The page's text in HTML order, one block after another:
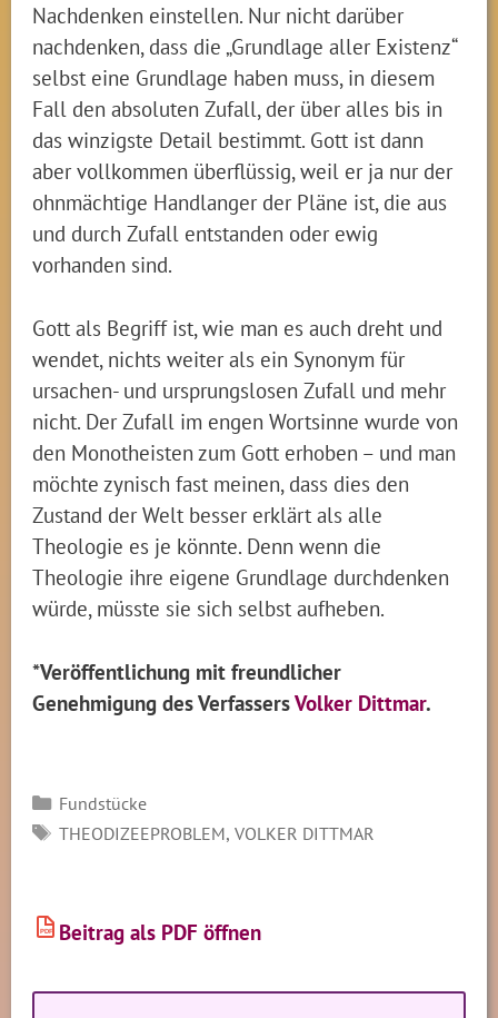
Nachdenken einstellen. Nur nicht darüber
nachdenken, dass die „Grundlage aller Existenz“
selbst eine Grundlage haben muss, in diesem
Fall den absoluten Zufall, der über alles bis in
das winzigste Detail bestimmt. Gott ist dann
aber vollkommen überflüssig, weil er ja nur der
ohnmächtige Handlanger der Pläne ist, die aus
und durch Zufall entstanden oder ewig
vorhanden sind.
Gott als Begriff ist, wie man es auch dreht und
wendet, nichts weiter als ein Synonym für
ursachen- und ursprungslosen Zufall und mehr
nicht. Der Zufall im engen Wortsinne wurde von
den Monotheisten zum Gott erhoben – und man
möchte zynisch fast meinen, dass dies den
Zustand der Welt besser erklärt als alle
Theologie es je könnte. Denn wenn die
Theologie ihre eigene Grundlage durchdenken
würde, müsste sie sich selbst aufheben.
*Veröffentlichung mit freundlicher
Genehmigung des VerfassersVolker Dittmar.
Kategorien
Fundstücke
SCHLAGWÖRTER
THEODIZEEPROBLEM, VOLKER DITTMAR
PDF Beitrag als PDF öffnen